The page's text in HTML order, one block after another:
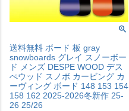
送料無料 ボード 板 gray
snowboards グレイ スノーボー
ド メンズ DESPE WOOD デス
ぺウッド スノボ カービング カ
ーヴィング ボード 148 153 154
158 162 2025-2026冬新作 25-
26 25/26